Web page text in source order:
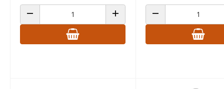
ANZAHL VERRINGERN ANZAHL ERHÖHENANZAHL VERRINGERN